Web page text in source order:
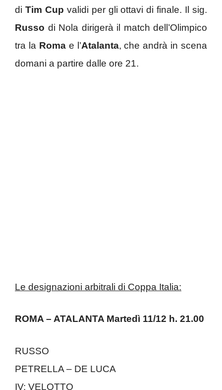
di Tim Cup validi per gli ottavi di finale. Il sig.
Russo di Nola dirigerà il match dell’Olimpico
tra la Romae l’Atalanta, che andrà in scena
domani a partire dalle ore 21.
Le designazioni arbitrali di Coppa Italia:
ROMA – ATALANTA Martedì 11/12 h. 21.00
RUSSO
PETRELLA – DE LUCA
IV: VELOTTO